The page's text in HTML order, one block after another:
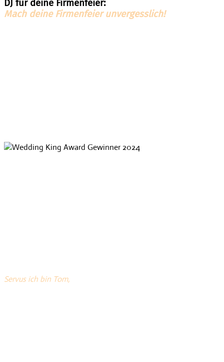
DJ für deine Firmenfeier:
Mach deine Firmenfeier unvergesslich!
Servus ich bin Tom,